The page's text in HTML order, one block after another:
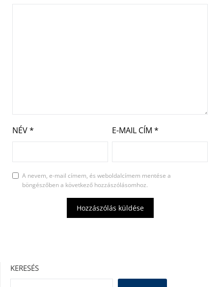
NÉV* E-MAIL CÍM *
A nevem, e-mail címem, és weboldalcímem mentése a
böngészőben a következő hozzászólásomhoz.
KERESÉS